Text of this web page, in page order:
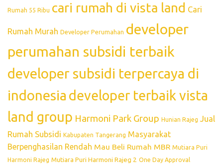
Rumah 55 Ribu cari rumah di vista land Cari
Rumah Murah Developer Perumahan developer
perumahan subsidi terbaik
developer subsidi terpercaya di
indonesia developer terbaik vista
land group Harmoni Park Group Hunian Rajeg Jual
Rumah Subsidi Kabupaten Tangerang Masyarakat
Berpenghasilan Rendah Mau Beli Rumah MBR Mutiara Puri
Harmoni Rajeg Mutiara Puri Harmoni Rajeg 2 One Day Approval